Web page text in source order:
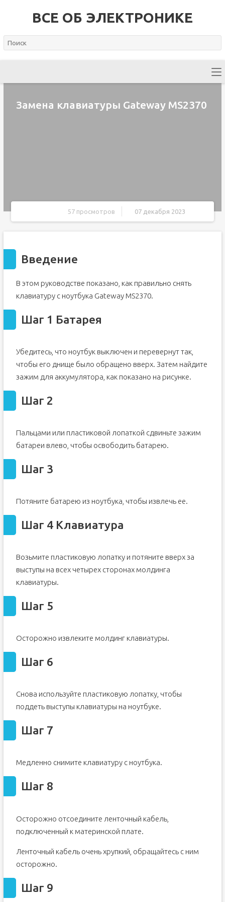
ВСЕ ОБ ЭЛЕКТРОНИКЕ
Замена клавиатуры Gateway MS2370
57 просмотров 07 декабря 2023
Введение
В этом руководстве показано, как правильно снять
клавиатуру с ноутбука Gateway MS2370.
Шаг 1 Батарея
Убедитесь, что ноутбук выключен и перевернут так,
чтобы его днище было обращено вверх. Затем найдите
зажим для аккумулятора, как показано на рисунке.
Шаг 2
Пальцами или пластиковой лопаткой сдвиньте зажим
батареи влево, чтобы освободить батарею.
Шаг 3
Потяните батарею из ноутбука, чтобы извлечь ее.
Шаг 4 Клавиатура
Возьмите пластиковую лопатку и потяните вверх за
выступы на всех четырех сторонах молдинга
клавиатуры.
Шаг 5
Осторожно извлеките молдинг клавиатуры.
Шаг 6
Снова используйте пластиковую лопатку, чтобы
поддеть выступы клавиатуры на ноутбуке.
Шаг 7
Медленно снимите клавиатуру с ноутбука.
Шаг 8
Осторожно отсоедините ленточный кабель,
подключенный к материнской плате.
Ленточный кабель очень хрупкий, обращайтесь с ним
осторожно.
Шаг 9